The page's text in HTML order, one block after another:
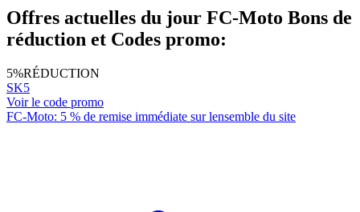
Offres actuelles du jour FC-Moto Bons de
réduction et Codes promo:
5%RÉDUCTION
SK5
Voir le code promo
FC-Moto: 5 % de remise immédiate sur lensemble du site